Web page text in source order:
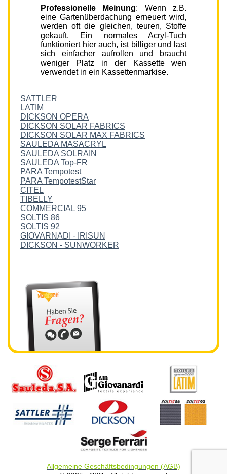
Professionelle Meinung: Wenn z.B.
eine Gartenüberdachung erneuert wird,
werden oft die gleichen, teuren, Stoffe
gekauft. Ein normales Acryl-Tuch
funktioniert hier auch, ist billiger und last
sich einfacher aufrollen und braucht
weniger Platz in der Kassette wen
verwendet in ein Kassettenmarkise.
SATTLER
LATIM
DICKSON OPERA
DICKSON SOLAR FABRICS
DICKSON SOLAR MAX FABRICS
SAULEDA MASACRYL
SAULEDA SOLRAIN
SAULEDA Top-FR
PARA Tempotest
PARA TempotestStar
CITEL
TIBELLY
COMMERCIAL 95
SOLTIS 86
SOLTIS 92
GIOVARNADI - IRISUN
DICKSON - SUNWORKER
Allgemeine Geschäftsbedingungen (AGB)